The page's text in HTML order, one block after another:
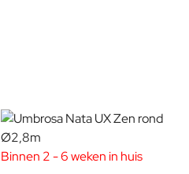
Binnen 2 - 6 weken in huis